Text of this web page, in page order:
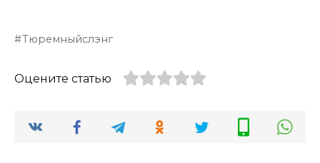
Тюремныйслэнг
Оцените статью